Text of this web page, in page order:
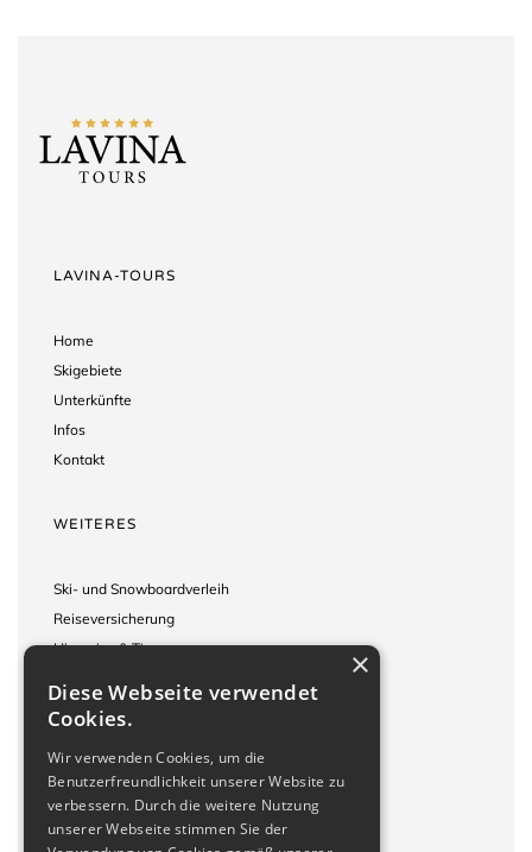
LAVINA-TOURS
Home
Skigebiete
Unterkünfte
Infos
Kontakt
WEITERES
Ski- und Snowboardverleih
Reiseversicherung
Hinweise & Tipps
Impressum
KONTAKT
Wacholderweg 10
×
Diese Webseite verwendet
Cookies.
Wir verwenden Cookies, um die
Benutzerfreundlichkeit unserer Website zu
verbessern. Durch die weitere Nutzung
unserer Webseite stimmen Sie der